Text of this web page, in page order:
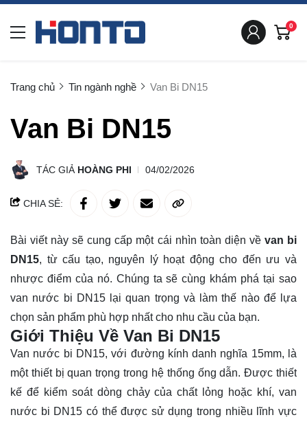
0
Trang chủ Tin ngành nghề Van Bi DN15
Van Bi DN15
TÁC GIẢ HOÀNG PHI 04/02/2026
CHIA SẺ:
Bài viết này sẽ cung cấp một cái nhìn toàn diện vềvan bi
DN15, từ cấu tạo, nguyên lý hoạt động cho đến ưu và
nhược điểm của nó. Chúng ta sẽ cùng khám phá tại sao
van nước bi DN15 lại quan trọng và làm thế nào để lựa
chọn sản phẩm phù hợp nhất cho nhu cầu của bạn.
Giới Thiệu Về Van Bi DN15
Van nước bi DN15, với đường kính danh nghĩa 15mm, là
một thiết bị quan trọng trong hệ thống ống dẫn. Được thiết
kế để kiểm soát dòng chảy của chất lỏng hoặc khí, van
nước bi DN15 có thể được sử dụng trong nhiều lĩnh vực